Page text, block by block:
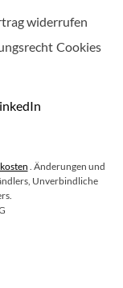
widerrufen
Cookies
. Änderungen und
Unverbindliche